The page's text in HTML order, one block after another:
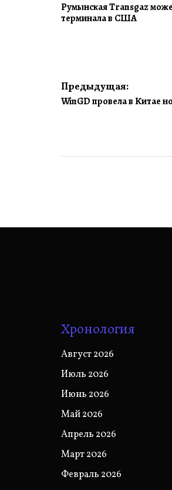
Румынская Transgaz
терминала в США
Навигация
Предыдущая:
WinGD провела в Китае
Хронология
Август 2026
Июль 2026
Июнь 2026
Май 2026
Апрель 2026
Март 2026
Февраль 2026